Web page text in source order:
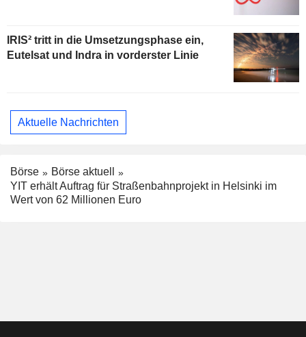
IRIS² tritt in die Umsetzungsphase ein,
Eutelsat und Indra in vorderster Linie
Aktuelle Nachrichten
Börse
Börse aktuell
YIT erhält Auftrag für Straßenbahnprojekt in Helsinki im
Wert von 62 Millionen Euro